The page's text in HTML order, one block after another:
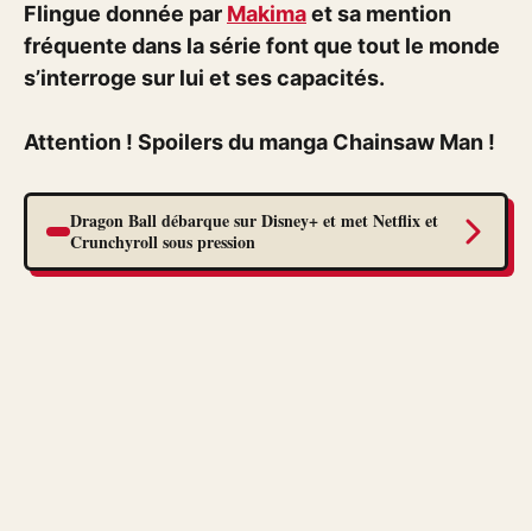
Flingue donnée par Makimaet sa mention
fréquente dans la série font que tout le monde
s’interroge sur lui et ses capacités.
Attention ! Spoilers du manga Chainsaw Man !
Dragon Ball débarque sur Disney+ et met Netflix et
Crunchyroll sous pression